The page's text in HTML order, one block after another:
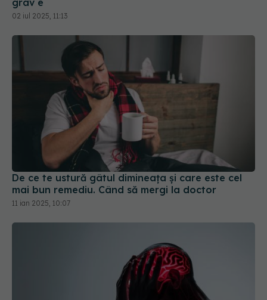
De ce te ustură gâtul dimineața și care este cel
mai bun remediu. Când să mergi la doctor
11 ian 2025, 10:07